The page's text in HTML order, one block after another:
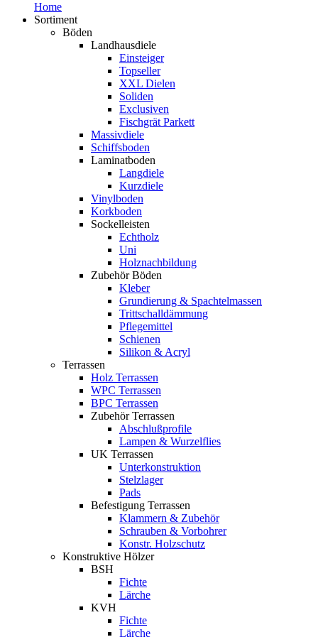
Home
Sortiment
Böden
Landhausdiele
Einsteiger
Topseller
XXL Dielen
Soliden
Exclusiven
Fischgrät Parkett
Massivdiele
Schiffsboden
Laminatboden
Langdiele
Kurzdiele
Vinylboden
Korkboden
Sockelleisten
Echtholz
Uni
Holznachbildung
Zubehör Böden
Kleber
Grundierung & Spachtelmassen
Trittschalldämmung
Pflegemittel
Schienen
Silikon & Acryl
Terrassen
Holz Terrassen
WPC Terrassen
BPC Terrassen
Zubehör Terrassen
Abschlußprofile
Lampen & Wurzelflies
UK Terrassen
Unterkonstruktion
Stelzlager
Pads
Befestigung Terrassen
Klammern & Zubehör
Schrauben & Vorbohrer
Konstr. Holzschutz
Konstruktive Hölzer
BSH
Fichte
Lärche
KVH
Fichte
Lärche